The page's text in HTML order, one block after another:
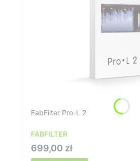
FabFilter Pro-L 2
FABFILTER
Cena
699,00 zł